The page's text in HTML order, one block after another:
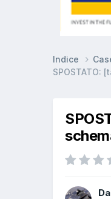
Indice
SPOSTATO: